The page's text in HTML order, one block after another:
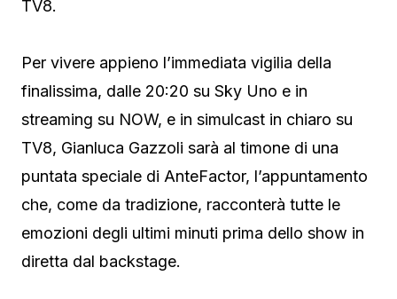
TV8.
Per vivere appieno l’immediata vigilia della
finalissima, dalle 20:20 su Sky Uno e in
streaming su NOW, e in simulcast in chiaro su
TV8, Gianluca Gazzoli sarà al timone di una
puntata speciale di AnteFactor, l’appuntamento
che, come da tradizione, racconterà tutte le
emozioni degli ultimi minuti prima dello show in
diretta dal backstage.